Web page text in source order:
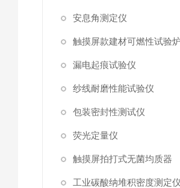
安息角测定仪
触摸屏款建材可燃性试验炉
漏电起痕试验仪
纱线耐磨性能试验仪
包装密封性测试仪
荧光定量仪
触摸屏拍打式无菌均质器
工业碳酸纳堆积密度测定仪